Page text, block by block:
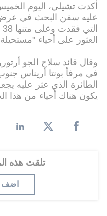
أكدت تشيلي، اليوم
عليه سفن البحث في عرض
العثور على أحياء
وقال قائد سلاح الجو
في مرفأ بونتا أريناس
الطائرة الذي عثر عليه
يكون هناك أحياء من هذا
تلقت هذه
اضف